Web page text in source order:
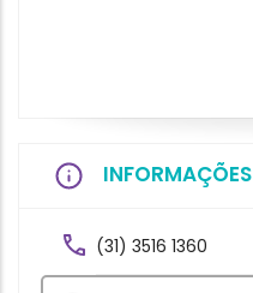
INFORMAÇÕES
(31) 3516 1360